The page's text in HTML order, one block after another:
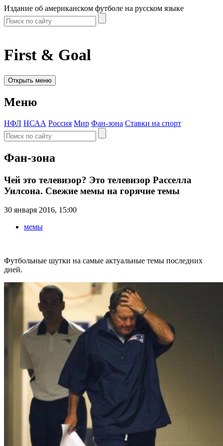
Издание об американском футболе на русском языке
First & Goal
Открыть меню
Меню
НФЛ НСАА Россия Мир Фан-зона Ставки на спорт
Фан-зона
Чей это телевизор? Это телевизор Расселла
Уилсона. Свежие мемы на горячие темы
30 января 2016, 15:00
мемы
Футбольные шутки на самые актуальные темы последних
дней.